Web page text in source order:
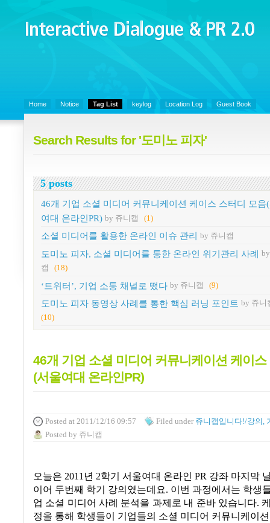
Interactive Dialogue &
PR 2.0
Home Notice Tag List keylog Location Log Guest Book
Search Results for '도미노 피자'
5 posts
46개 기업 소셜 미디어 커뮤니케이션 케이스 스터디 모음
여대 온라인PR) by 쥬니캡 (1)
소셜 미디어를 활용한 온라인 이슈 관리 by 쥬니캡
도미노 피자, 소셜 미디어를 통한 온라인 위기관리 사례
캡 (18)
‘트위터’, 기업 소통 채널로 떴다 by 쥬니캡 (9)
도미노 피자 동영상 사례를 통한 핵심 러닝 포인트 by 쥬니
(10)
46개 기업 소셜 미디어 커뮤니케이션 케이
(서울여대 온라인PR)
Posted at 2011/12/16 09:57 Filed under 쥬니캡입니다!/강의,
Posted by 쥬니캡
오늘은 2011년 2학기 서울여대 온라인 PR 강좌 마지막
이어 두번째 학기 강의였는데요. 이번 과정에서는 학생
업 소셜 미디어 사례 분석을 과제로 내 준바 있습니다.
정을 통해 학생들이 기업들의 소셜 미디어 커뮤니케이